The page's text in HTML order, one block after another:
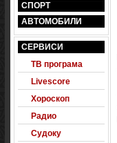
СПОРТ
АВТОМОБИЛИ
СЕРВИСИ
ТВ програма
Livescore
Хороскоп
Радио
Судоку